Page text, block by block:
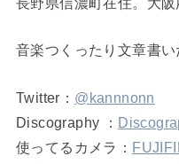
音楽つくったり文章書い
Twitter： @kannnonn
Discography ：
使ってるカメラ：